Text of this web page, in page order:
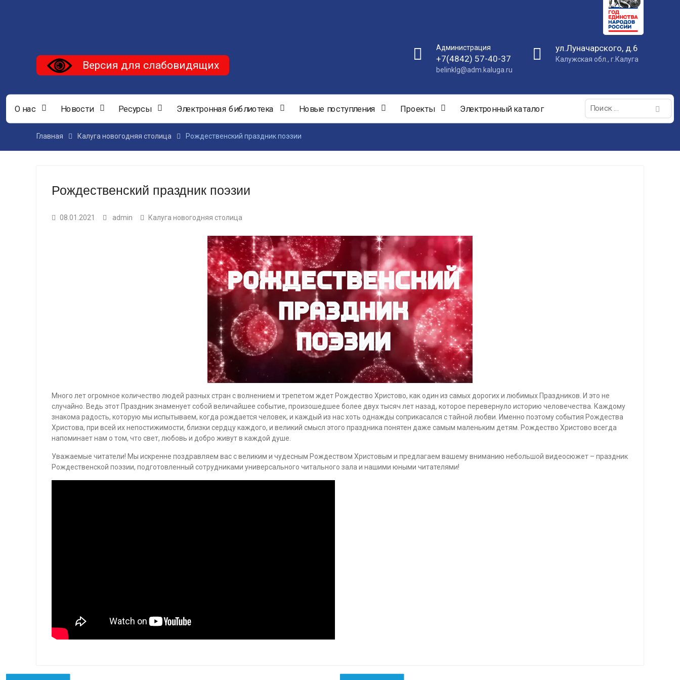
Администрация
+7(4842) 57-40-37
belinklg@adm.kaluga.ru
ул.Луначарского, д.6
Калужская обл., г.Калуга
Версия для слабовидящих
О нас Новости Ресурсы Электронная библиотека Новые поступления Проекты Электронный каталог
Поиск:
Главная Калуга новогодняя столица Рождественский праздник поэзии
Рождественский праздник поэзии
08.01.2021 admin Калуга новогодняя столица
Много лет огромное количество людей разных стран с волнением и трепетом ждет Рождество Христово, как один из самых дорогих и любимых Праздников. И это не
случайно. Ведь этот Праздник знаменует собой величайшее событие, произошедшее более двух тысяч лет назад, которое перевернуло историю человечества. Каждому
знакома радость, которую мы испытываем, когда рождается человек, и каждый из нас хоть однажды соприкасался с тайной любви. Именно поэтому события Рождества
Христова, при всей их непостижимости, близки сердцу каждого, и великий смысл этого праздника понятен даже самым маленьким детям. Рождество Христово всегда
напоминает нам о том, что свет, любовь и добро живут в каждой душе.
Уважаемые читатели! Мы искренне поздравляем вас с великим и чудесным Рождеством Христовым и предлагаем вашему вниманию небольшой видеосюжет – праздник
Рождественской поэзии, подготовленный сотрудниками универсального читального зала и нашими юными читателями!
Навигация